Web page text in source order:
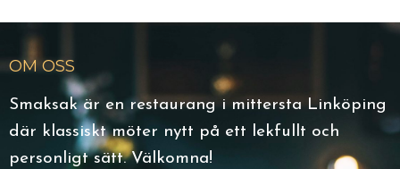
OM OSS
Smaksak är en restaurang i mittersta Linköping
där klassiskt möter nytt på ett lekfullt och
personligt sätt. Välkomna!